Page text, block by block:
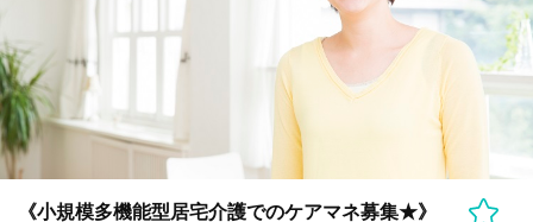
《小規模多機能型居宅介護でのケアマネ募集★》